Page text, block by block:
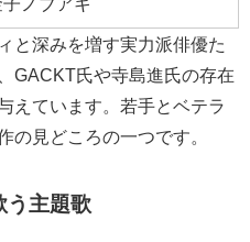
子ノブアキ
と深みを増す実力派俳優た
GACKT氏や寺島進氏の存在
えています。若手とベテラ
の見どころの一つです。
う主題歌